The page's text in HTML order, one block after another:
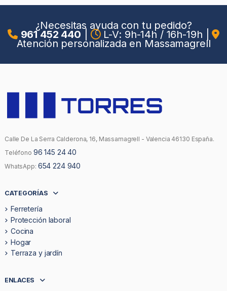
¿Necesitas ayuda con tu pedido?
961 452 440 L-V: 9h-14h / 16h-19h
Atención personalizada en Massamagrell
Calle De La Serra Calderona, 16, Massamagrell - Valencia 46130 España.
Teléfono 96 145 24 40
WhatsApp: 654 224 940
CATEGORÍAS
Ferretería
Protección laboral
Cocina
Hogar
Terraza y jardín
ENLACES